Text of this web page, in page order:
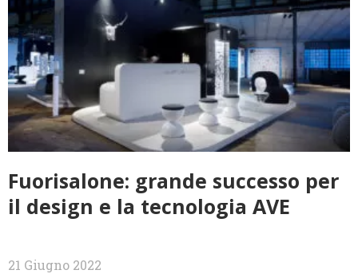
Fuorisalone: grande successo per
il design e la tecnologia AVE
21 Giugno 2022